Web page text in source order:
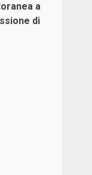
a
di